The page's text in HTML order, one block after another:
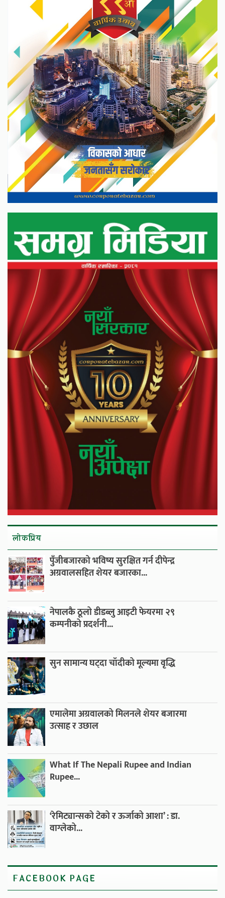
लाेकप्रिय
पुँजीबजारको भविष्य सुरक्षित गर्न दीपेन्द्र
अग्रवालसहित शेयर बजारका...
नेपालकै ठूलो डीडब्लु आइटी फेयरमा २९
कम्पनीको प्रदर्शनी...
सुन सामान्य घट्दा चाँदीको मूल्यमा वृद्धि
एमालेमा अग्रवालको मिलनले शेयर बजारमा
उत्साह र उछाल
What If The Nepali Rupee and Indian
Rupee...
‘रेमिट्यान्सको टेको र ऊर्जाको आशा’ : डा.
वाग्लेको...
FACEBOOK PAGE